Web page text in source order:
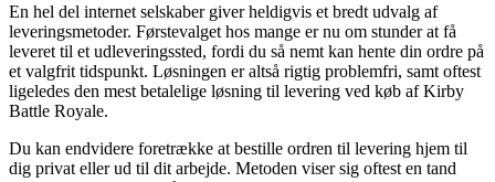
En hel del internet selskaber giver heldigvis et bredt udvalg af
leveringsmetoder. Førstevalget hos mange er nu om stunder at få
leveret til et udleveringssted, fordi du så nemt kan hente din ordre på
et valgfrit tidspunkt. Løsningen er altså rigtig problemfri, samt oftest
ligeledes den mest betalelige løsning til levering ved køb af Kirby
Battle Royale.
Du kan endvidere foretrække at bestille ordren til levering hjem til
dig privat eller ud til dit arbejde. Metoden viser sig oftest en tand